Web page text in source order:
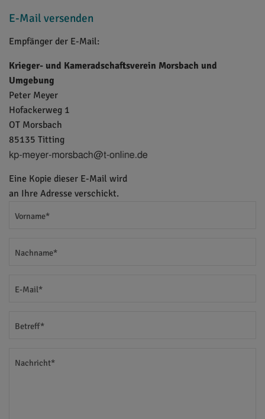
E-Mail versenden
Empfänger der E-Mail:
Krieger- und Kameradschaftsverein Morsbach und
Umgebung
Peter Meyer
Hofackerweg 1
OT Morsbach
85135 Titting
Eine Kopie dieser E-Mail wird
an Ihre Adresse verschickt.
Vorname*
Nachname*
E-Mail*
Betreff*
Nachricht*